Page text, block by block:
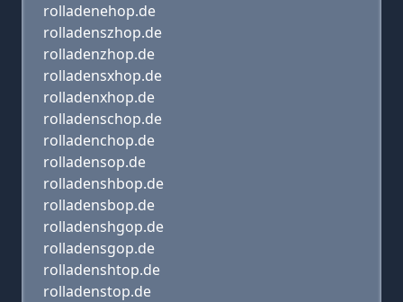
rolladenehop.de
rolladenszhop.de
rolladenzhop.de
rolladensxhop.de
rolladenxhop.de
rolladenschop.de
rolladenchop.de
rolladensop.de
rolladenshbop.de
rolladensbop.de
rolladenshgop.de
rolladensgop.de
rolladenshtop.de
rolladenstop.de